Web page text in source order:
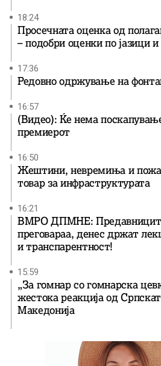
18:24
Просечната оценка од
– подобри оценки по јазици
17:36
Редовно одржување на
16:57
(Видео): Ќе нема
премиерот
16:50
Жештини, невремиња и
товар за инфраструктурата
16:21
ВМРО ДПМНЕ:
преговараа, денес држат
и транспарентност!
15:59
„За гомнар со гомнарска
жестока реакција од
Македонија